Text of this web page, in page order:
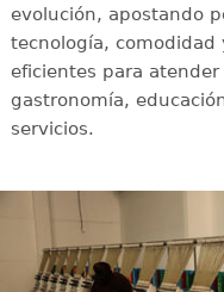
evolución, apostando
tecnología, comodidad
eficientes para
gastronomía,
servicios.